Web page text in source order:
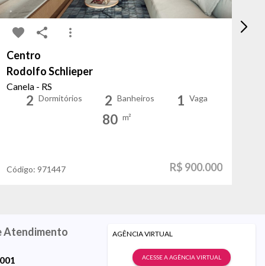
Centro
Rodolfo Schlieper
Canela - RS
2 Dormitórios 2 Banheiros 1 Vaga
80 m²
Código: 971447 R$ 900.000
Atendimento AGÊNCIA VIRTUAL
ACESSE A AGÊNCIA VIRTUAL